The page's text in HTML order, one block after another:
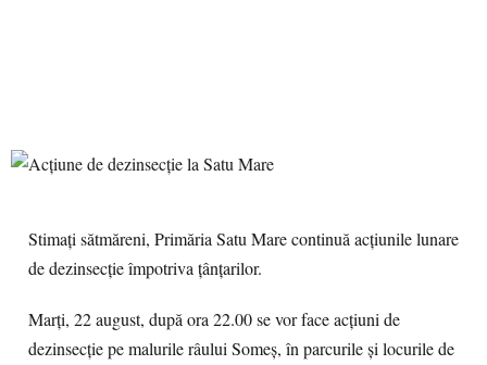
Stimați sătmăreni, Primăria Satu Mare continuă acțiunile lunare
de dezinsecție împotriva țânțarilor.
Marți, 22 august, după ora 22.00 se vor face acțiuni de
dezinsecție pe malurile râului Someș, în parcurile și locurile de